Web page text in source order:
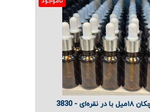
نقره‌ای - 3830